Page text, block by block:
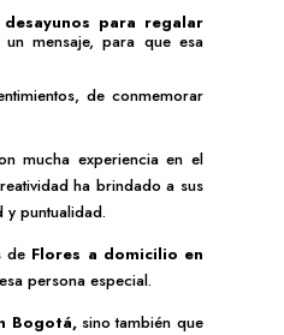
desayunos para regalar
mensaje, para que esa
de conmemorar
mucha experiencia en el
ha brindado a sus
y puntualidad.
de Flores a domicilio en
persona especial.
Bogotá, sino también que